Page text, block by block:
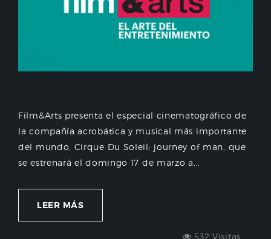
Film&Arts presenta el especial cinematográfico de
la compañía acrobática y musical más importante
del mundo, Cirque Du Soleil: journey of man, que
se estrenará el domingo 17 de marzo a...
LEER MÁS
532 Visitas